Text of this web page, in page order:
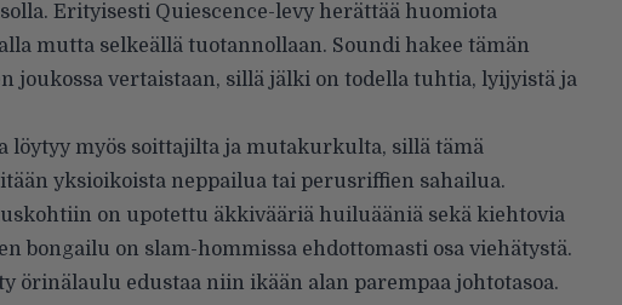
Erityisesti Quiescence-levy herättää huomiota
mutta selkeällä tuotannollaan. Soundi hakee tämän
joukossa vertaistaan, sillä jälki on todella tuhtia, lyijyistä ja
löytyy myös soittajilta ja mutakurkulta, sillä tämä
yksioikoista neppailua tai perusriffien sahailua.
on upotettu äkkivääriä huiluääniä sekä kiehtovia
bongailu on slam-hommissa ehdottomasti osa viehätystä.
örinälaulu edustaa niin ikään alan parempaa johtotasoa.